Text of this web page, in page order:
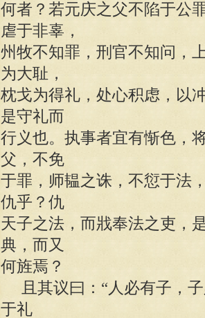
何者？若元庆之父不陷于公
虐于非辜，
州牧不知罪，刑官不知问，
为大耻，
枕戈为得礼，处心积虑，以
是守礼而
行义也。执事者宜有惭色，
父，不免
于罪，师韫之诛，不愆于法
仇乎？仇
天子之法，而戕奉法之吏，
典，而又
何旌焉？
且其议曰：“人必有子，子
于礼